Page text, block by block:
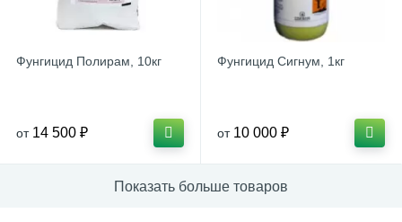
Фунгицид Полирам, 10кг
от 14 500 ₽
Фунгицид Сигнум, 1кг
от 10 000 ₽
Показать больше товаров